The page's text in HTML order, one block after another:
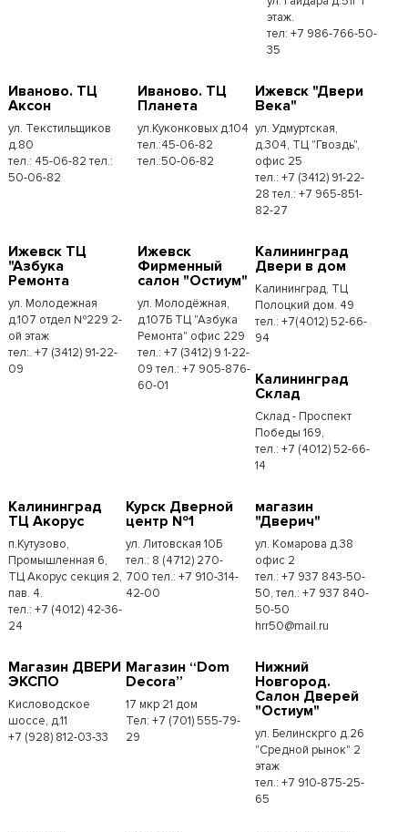
этаж.
тел: +7 986-766-50-
35
Иваново. ТЦ
Аксон
ул. Текстильщиков
д.80
тел.: 45-06-82 тел.:
50-06-82
Иваново. ТЦ
Планета
ул.Куконковых д.104
тел.:45-06-82
тел.:50-06-82
Ижевск "Двери
Века"
ул. Удмуртская,
д.304, ТЦ "Гвоздь",
офис 25
тел.: +7 (3412) 91-22-
28 тел.: +7 965-851-
82-27
Ижевск ТЦ
"Азбука
Ремонта
ул. Молодежная
д.107 отдел №229 2-
ой этаж
тел:. +7 (3412) 91-22-
09
Ижевск
Фирменный
салон "Остиум"
ул. Молодёжная,
д.107Б ТЦ "Азбука
Ремонта" офис 229
тел.: +7 (3412) 9 1-22-
09 тел.: +7 905-876-
60-01
Калининград
Двери в дом
Калининград, ТЦ
Полоцкий дом. 49
тел.: +7(4012) 52-66-
94
Калининград
Склад
Склад - Проспект
Победы 169,
тел.:​ +7 (4012) 52-66-
14
Калининград
ТЦ Акорус
п.Кутузово,
Промышленная 6,
ТЦ Акорус секция 2,
пав. 4.
тел.: +7 (4012) 42-36-
24
Курск Дверной
центр №1
ул. Литовская 10Б
тел.: 8 (4712) 270-
700 тел.: +7 910-314-
42-00
магазин
"Дверич"
ул. Комарова д.38
офис 2
тел.: +7 937 843-50-
50, тел.: +7 937 840-
50-50
hrr50@mail.ru
Магазин ДВЕРИ
ЭКСПО
Кисловодское
шоссе, д.11
+7 (928) 812-03-33
Магазин “Dom
Decora”
17 мкр 21 дом
Тел: +7 (701) 555-79-
29
Нижний
Новгород.
Салон Дверей
"Остиум"
ул. Белинскрго д.26
"Средной рынок" 2
этаж
тел.: +7 910-875-25-
65